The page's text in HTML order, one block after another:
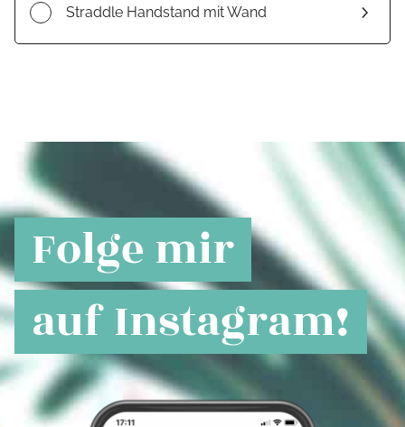
Straddle Handstand mit Wand
Folge mir
auf Instagram!